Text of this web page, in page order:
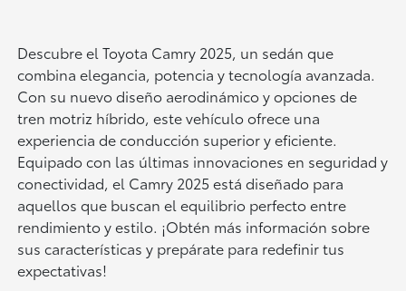
Descubre el Toyota Camry 2025, un sedán que
combina elegancia, potencia y tecnología avanzada.
Con su nuevo diseño aerodinámico y opciones de
tren motriz híbrido, este vehículo ofrece una
experiencia de conducción superior y eficiente.
Equipado con las últimas innovaciones en seguridad y
conectividad, el Camry 2025 está diseñado para
aquellos que buscan el equilibrio perfecto entre
rendimiento y estilo. ¡Obtén más información sobre
sus características y prepárate para redefinir tus
expectativas!